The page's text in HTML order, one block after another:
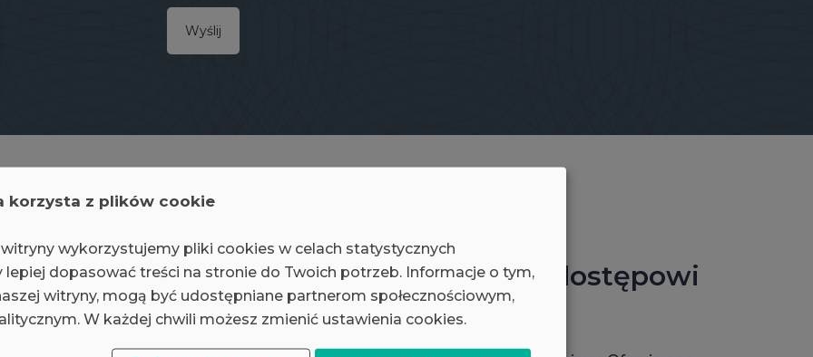
Wyślij
infrastrukturę dzięki bezpiecznemu dostępowi
korzysta z plików cookie
wykorzystujemy pliki cookies w celach statystycznych
lepiej dopasować treści na stronie do Twoich potrzeb. Informacje o tym,
witryny, mogą być udostępniane partnerom społecznościowym,
W każdej chwili możesz zmienić ustawienia cookies.